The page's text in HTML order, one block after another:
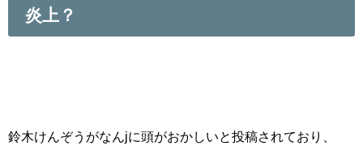
炎上？
鈴木けんぞうがなんjに頭がおかしいと投稿されており、